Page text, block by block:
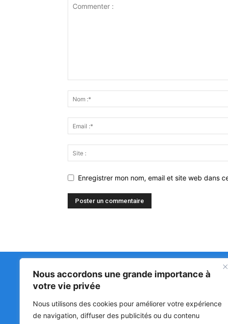
Nous accordons une grande importance à
votre vie privée
Nous utilisons des cookies pour améliorer votre expérience
de navigation, diffuser des publicités ou du contenu
Enregistrer mon nom, email et site web dans
Matin Libre
Premiers sur l'info !
47ᵉ
LA